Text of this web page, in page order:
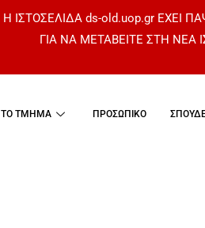
Η ΙΣΤΟΣΕΛΙΔΑ ds-old.uop.gr ΕΧΕΙ
ΓΙΑ ΝΑ ΜΕΤΑΒΕΙΤΕ ΣΤΗ ΝΕΑ
ΤΟ ΤΜΗΜΑ ΠΡΟΣΩΠΙΚΟ